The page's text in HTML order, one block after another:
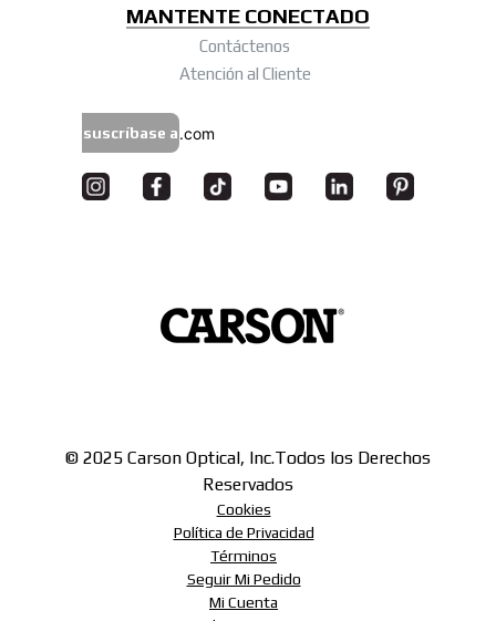
MANTENTE CONECTADO
Contáctenos
Atención al Cliente
suscríbase a
© 2025 Carson Optical, Inc.Todos los Derechos
Reservados
Cookies
Política de Privacidad
Términos
Seguir Mi Pedido
Mi Cuenta